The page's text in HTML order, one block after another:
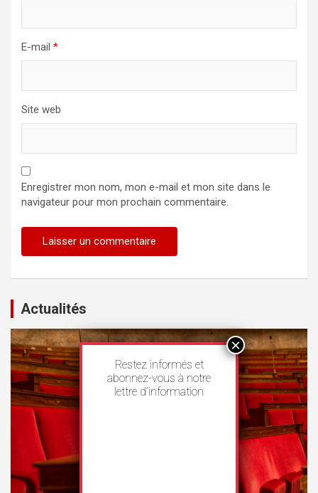
E-mail *
Site web
Enregistrer mon nom, mon e-mail et mon site dans le
navigateur pour mon prochain commentaire.
Actualités
Restez informés et
abonnez-vous à notre
lettre d’information